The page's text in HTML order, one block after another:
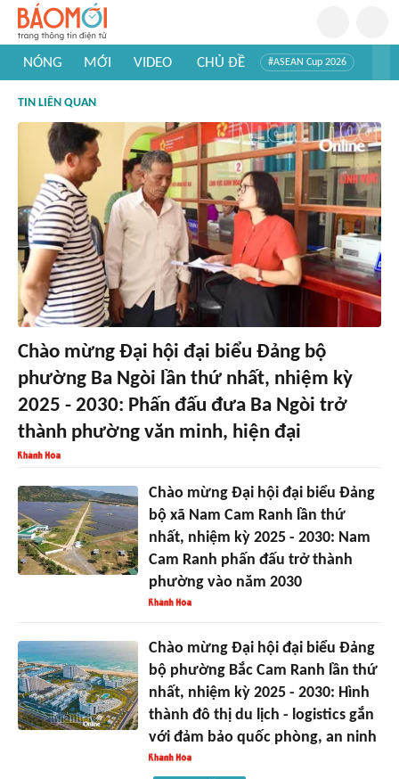
NÓNG MỚI VIDEO CHỦ ĐỀ #ASEAN Cup 2026
#Khám phá thế giới
TIN LIÊN QUAN
Chào mừng Đại hội đại biểu Đảng bộ
phường Ba Ngòi lần thứ nhất, nhiệm kỳ
2025 - 2030: Phấn đấu đưa Ba Ngòi trở
thành phường văn minh, hiện đại
Chào mừng Đại hội đại biểu Đảng
bộ xã Nam Cam Ranh lần thứ
nhất, nhiệm kỳ 2025 - 2030: Nam
Cam Ranh phấn đấu trở thành
phường vào năm 2030
Chào mừng Đại hội đại biểu Đảng
bộ phường Bắc Cam Ranh lần thứ
nhất, nhiệm kỳ 2025 - 2030: Hình
thành đô thị du lịch - logistics gắn
với đảm bảo quốc phòng, an ninh